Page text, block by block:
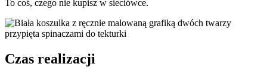
To coś, czego nie kupisz w sieciówce.
Czas realizacji